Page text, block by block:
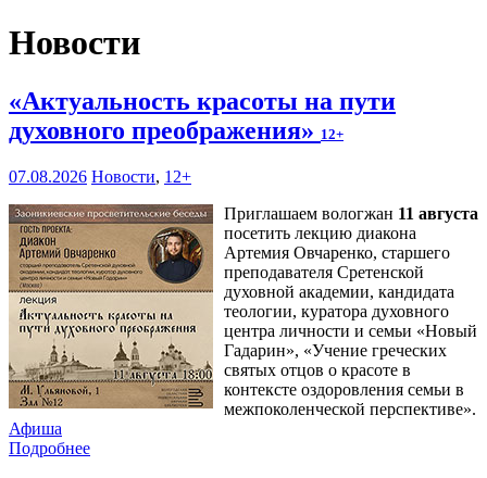
Новости
«Актуальность красоты на пути
духовного преображения» 12+
07.08.2026 Новости, 12+
Приглашаем вологжан 11 августа
посетить лекцию диакона
Артемия Овчаренко, старшего
преподавателя Сретенской
духовной академии, кандидата
теологии, куратора духовного
центра личности и семьи «Новый
Гадарин», «Учение греческих
святых отцов о красоте в
контексте оздоровления семьи в
межпоколенческой перспективе».
Афиша
Подробнее